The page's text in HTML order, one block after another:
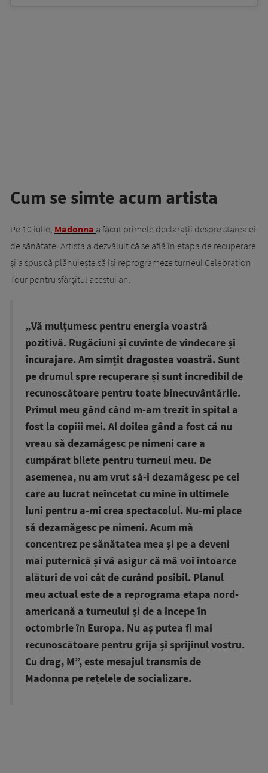
Cum se simte acum artista
Pe 10 iulie, Madonna a făcut primele declarații despre starea ei
de sănătate. Artista a dezvăluit că se află în etapa de recuperare
și a spus că plănuiește să își reprogrameze turneul Celebration
Tour pentru sfârșitul acestui an.
„Vă mulțumesc pentru energia voastră
pozitivă. Rugăciuni și cuvinte de vindecare și
încurajare. Am simțit dragostea voastră. Sunt
pe drumul spre recuperare și sunt incredibil de
recunoscătoare pentru toate binecuvântările.
Primul meu gând când m-am trezit în spital a
fost la copiii mei. Al doilea gând a fost că nu
vreau să dezamăgesc pe nimeni care a
cumpărat bilete pentru turneul meu. De
asemenea, nu am vrut să-i dezamăgesc pe cei
care au lucrat neîncetat cu mine în ultimele
luni pentru a-mi crea spectacolul. Nu-mi place
să dezamăgesc pe nimeni. Acum mă
concentrez pe sănătatea mea și pe a deveni
mai puternică și vă asigur că mă voi întoarce
alături de voi cât de curând posibil. Planul
meu actual este de a reprograma etapa nord-
americană a turneului și de a începe în
octombrie în Europa. Nu aș putea fi mai
recunoscătoare pentru grija și sprijinul vostru.
Cu drag, M”, este mesajul transmis de
Madonna pe rețelele de socializare.